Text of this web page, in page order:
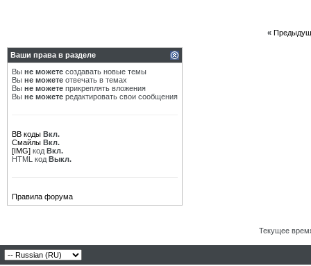
«
Ваши права в разделе
Вы не можете создавать новые темы
Вы не можете отвечать в темах
Вы не можете прикреплять вложения
Вы не можете редактировать свои сообщения
BB коды Вкл.
Смайлы Вкл.
[IMG] код Вкл.
HTML код Выкл.
Правила форума
Текущее